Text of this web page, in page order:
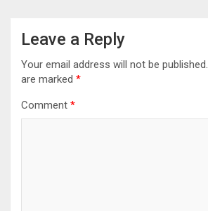
Leave a Reply
Your email address will not be published.
are marked *
Comment *